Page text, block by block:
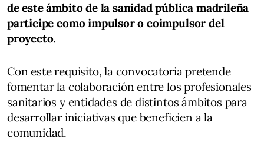
de este ámbito de la sanidad pública madrileña
participe como impulsor o coimpulsor del
proyecto.
Con este requisito, la convocatoria pretende
fomentar la colaboración entre los profesionales
sanitarios y entidades de distintos ámbitos para
desarrollar iniciativas que beneficien a la
comunidad.